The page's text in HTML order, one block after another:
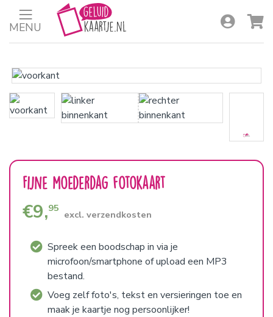
MENU
Fijne moederdag fotokaart
€9,95
excl. verzendkosten
Spreek een boodschap in via je
microfoon/smartphone of upload een MP3
bestand.
Voeg zelf foto's, tekst en versieringen toe en
maak je kaartje nog persoonlijker!